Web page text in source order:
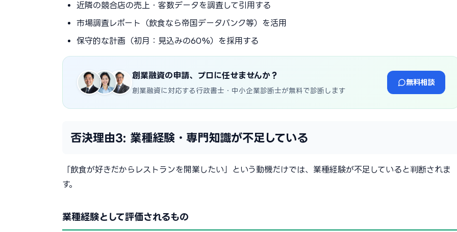
近隣の競合店の売上・客数データを調査して引用する
市場調査レポート（飲食なら帝国データバンク等）を活用
保守的な計画（初月：見込みの60%）を採用する
創業融資の申請、プロに任せませんか？
創業融資に対応する行政書士・中小企業診断士が無料で診断します
無料相談
否決理由3: 業種経験・専門知識が不足している
「飲食が好きだからレストランを開業したい」という動機だけでは、業種経験が不足していると判断されま
す。
業種経験として評価されるもの